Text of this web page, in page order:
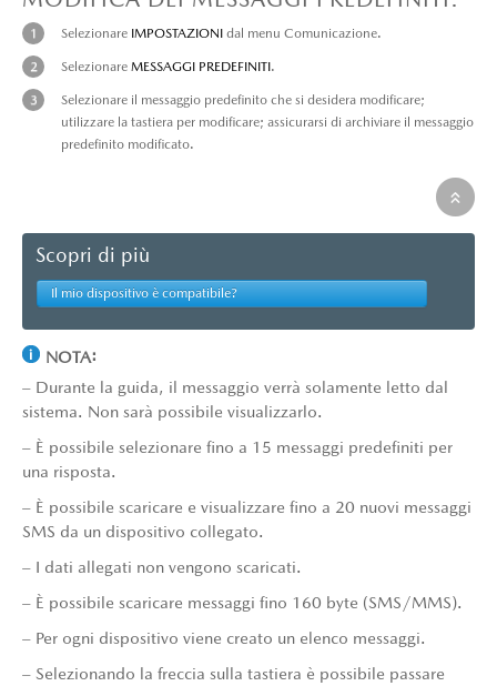
Selezionare IMPOSTAZIONI dal menu Comunicazione.
Selezionare MESSAGGI PREDEFINITI.
Selezionare il messaggio predefinito che si desidera modificare;
utilizzare la tastiera per modificare; assicurarsi di archiviare il messaggio
predefinito modificato.
Scopri di più
Il mio dispositivo è compatibile?
NOTA:
– Durante la guida, il messaggio verrà solamente letto dal
sistema. Non sarà possibile visualizzarlo.
– È possibile selezionare fino a 15 messaggi predefiniti per
una risposta.
– È possibile scaricare e visualizzare fino a 20 nuovi messaggi
SMS da un dispositivo collegato.
– I dati allegati non vengono scaricati.
– È possibile scaricare messaggi fino 160 byte (SMS/MMS).
– Per ogni dispositivo viene creato un elenco messaggi.
– Selezionando la freccia sulla tastiera è possibile passare